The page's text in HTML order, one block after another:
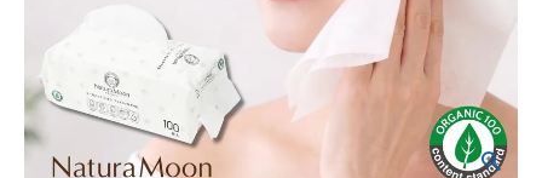
ホーム
新商品